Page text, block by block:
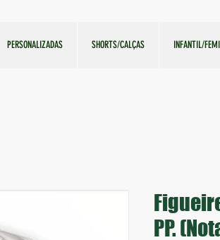
PERSONALIZADAS SHORTS/CALÇAS INFANTIL/
PP.